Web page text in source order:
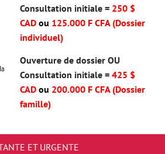
Consultation initiale = 250 $
CADou 125.000 F CFA (Dossier
individuel)
Ouverture de dossier OU
Consultation initiale =425 $
CAD ou 200.000 F CFA (Dossier
famille)
ET URGENTE